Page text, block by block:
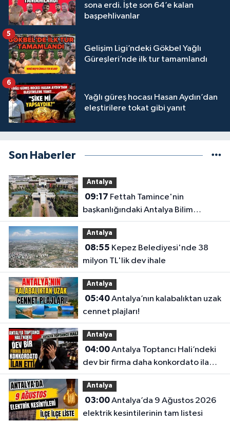
sona erdi. İşte son 64’e kalan
başpehlivanlar
Gelişim Ligi’ndeki Gökbel Yağlı
Güreşleri’nde ilk tur tamamlandı
5
Yağlı güreş hocası Hasan Aydın’dan
eleştirilere tokat gibi yanıt
6
Son Haberler
Antalya
09:17
başkanlığındaki Antalya Bilim
Üniversitesi'nde düzen değişti
Antalya
08:55
milyon TL'lik dev ihale
Antalya
05:40Antalya’nın kalabalıktan uzak
cennet plajları!
Antalya
04:00Antalya Toptancı Hali’ndeki
dev bir firma daha konkordato ilan
etti
Antalya
03:00Antalya’da 9 Ağustos 2026
elektrik kesintilerinin tam listesi